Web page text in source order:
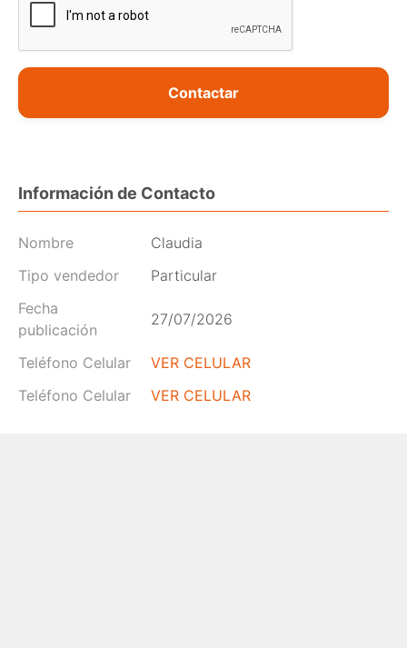
Contactar
Información de Contacto
Nombre
Claudia
Tipo vendedor
Particular
Fecha
publicación
27/07/2026
Teléfono Celular
VER CELULAR
Teléfono Celular
VER CELULAR